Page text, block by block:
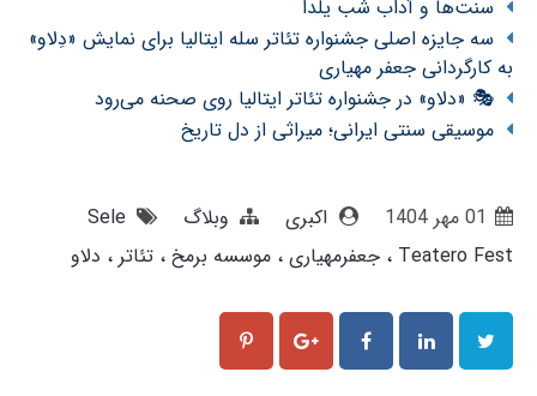
سنت‌ها و آداب شب یلدا
سه جایزه اصلی جشنواره تئاتر سله ایتالیا برای نمایش «دِلاو»
به کارگردانی جعفر مهیاری
🎭 «دلاو» در جشنواره تئاتر ایتالیا روی صحنه می‌رود
موسیقی سنتی ایرانی؛ میراثی از دل تاریخ
01 مهر 1404 اکبری وبلاگ
Sele
Teatero Fest
جعفرمهیاری موسسه برمخ تئاتر دلاو